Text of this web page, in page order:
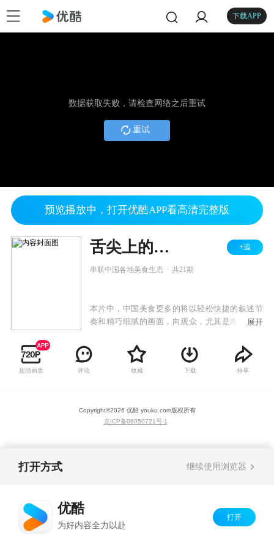
下载APP
数据获取失败，请检查网络之后重试
重试
预览播放中，打开优酷APP看高清完整版
舌尖上的中国 第一季 +追
串联中国各地美食生态 共21期
本片中，中国美食更多的将以轻松快捷的叙述节
奏和精巧细腻的画面，向观众，尤其是海外观众
富经验，千差万别的饮食习惯和独特的味觉审
美，以及上升到生存智慧层面的东方生活价值
展开
超清画质 评论 收藏 下载 分享
Copyright©2026 优酷 youku.com版权所有
京ICP备06050721号-1
打开方式 继续使用浏览器
优酷
为好内容全力以赴
打开